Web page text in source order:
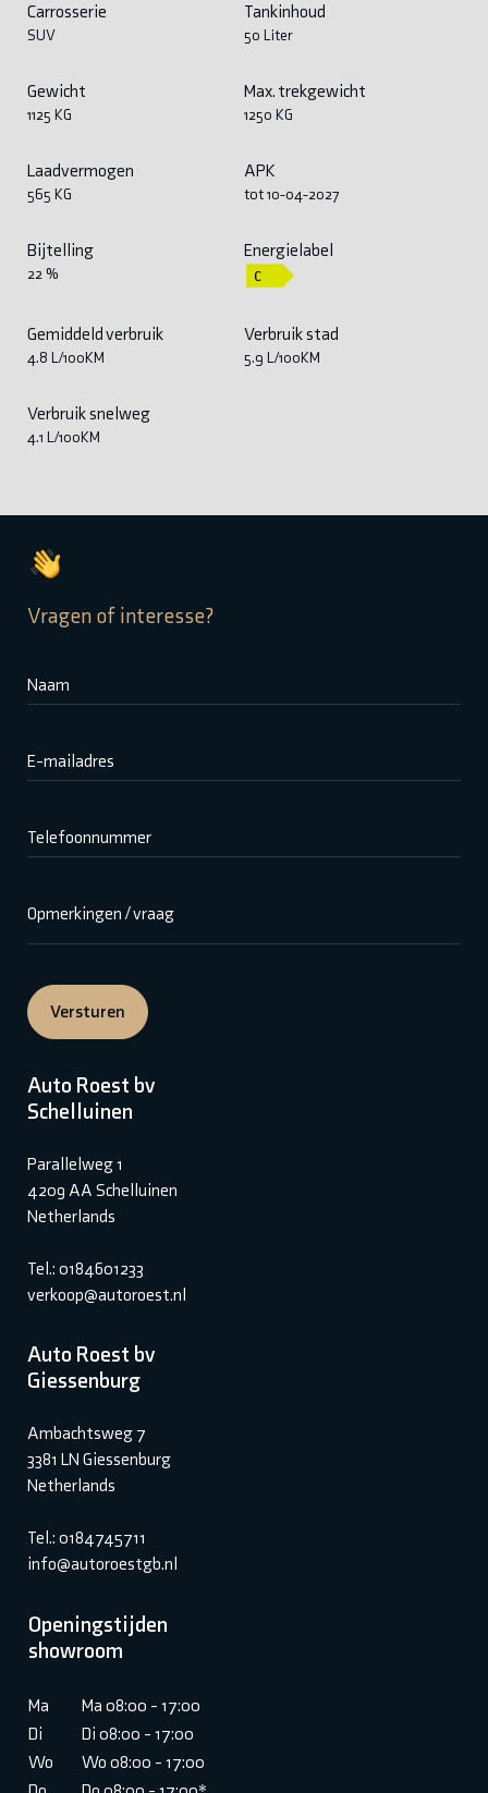
Carrosserie
SUV
Tankinhoud
50 Liter
Gewicht
1125 KG
Max. trekgewicht
1250 KG
Laadvermogen
565 KG
APK
tot 10-04-2027
Bijtelling
22 %
Energielabel
Gemiddeld verbruik
4.8 L/100KM
Verbruik stad
5.9 L/100KM
Verbruik snelweg
4.1 L/100KM
Vragen of interesse?
Naam
E-mailadres
Telefoonnummer
Opmerkingen / vraag
Versturen
Auto Roest bv
Schelluinen
Parallelweg 1
4209 AA Schelluinen
Netherlands
Tel.: 0184601233
verkoop@autoroest.nl
Auto Roest bv
Giessenburg
Ambachtsweg 7
3381 LN Giessenburg
Netherlands
Tel.: 0184745711
info@autoroestgb.nl
Openingstijden
showroom
Ma
Ma 08:00 - 17:00
Di
Di 08:00 - 17:00
Wo
Wo 08:00 - 17:00